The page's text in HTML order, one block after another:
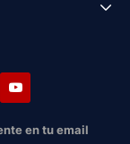
en tu email